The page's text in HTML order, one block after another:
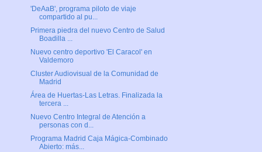
'DeAaB', programa piloto de viaje
compartido al pu...
Primera piedra del nuevo Centro de Salud
Boadilla ...
Nuevo centro deportivo 'El Caracol' en
Valdemoro
Cluster Audiovisual de la Comunidad de
Madrid
Área de Huertas-Las Letras. Finalizada la
tercera ...
Nuevo Centro Integral de Atención a
personas con d...
Programa Madrid Caja Mágica-Combinado
Abierto: más...